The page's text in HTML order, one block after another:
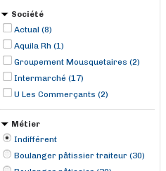
Société
Actual (8)
Aquila Rh (1)
Groupement Mousquetaires (2)
Intermarché (17)
U Les Commerçants (2)
Métier
Indifférent
Boulanger pâtissier traiteur (30)